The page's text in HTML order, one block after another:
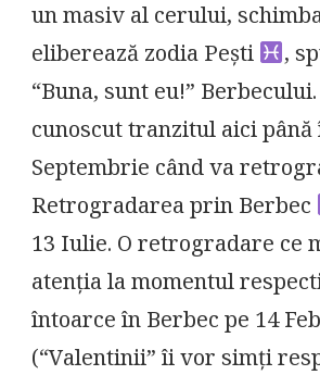
un masiv al cerului,
eliberează zodia Pești
,
“Buna, sunt eu!”
cunoscut tranzitul aici până
Septembrie când va
Retrogradarea prin Berbec
13 Iulie. O retrogradare ce
atenția la momentul
întoarce în Berbec pe 14
(“Valentinii” îi vor simți